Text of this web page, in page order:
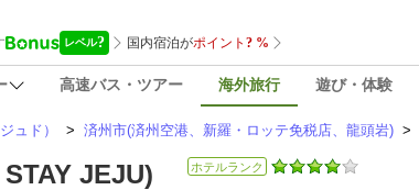
高速バス・ツアー 海外旅行 遊び・体験
ュド） > 済州市(済州空港、新羅・ロッテ免税店、龍頭岩) >
JEJU) ホテルランク